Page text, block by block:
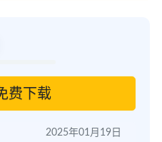
费下载
2025年01月19日